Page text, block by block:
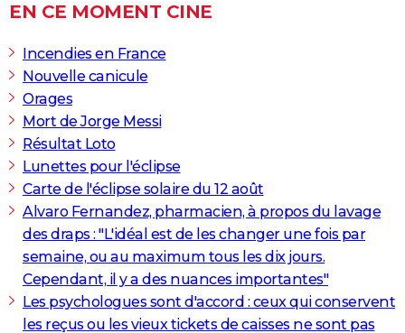
EN CE MOMENT CINE
Incendies en France
Nouvelle canicule
Orages
Mort de Jorge Messi
Résultat Loto
Lunettes pour l'éclipse
Carte de l'éclipse solaire du 12 août
Alvaro Fernandez, pharmacien, à propos du lavage
des draps : "L'idéal est de les changer une fois par
semaine, ou au maximum tous les dix jours.
Cependant, il y a des nuances importantes"
Les psychologues sont d'accord : ceux qui conservent
les reçus ou les vieux tickets de caisses ne sont pas